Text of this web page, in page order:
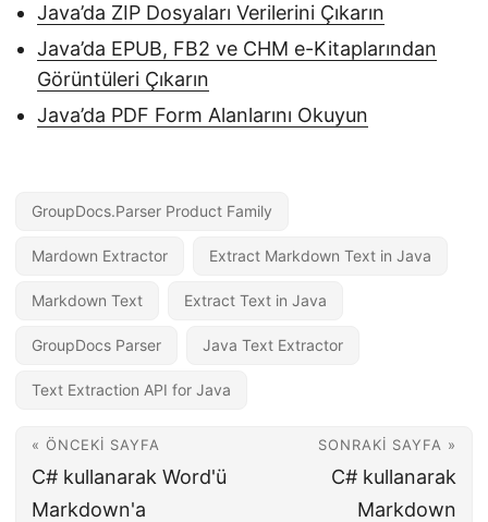
Java’da ZIP Dosyaları Verilerini Çıkarın
Java’da EPUB, FB2 ve CHM e-Kitaplarından
Görüntüleri Çıkarın
Java’da PDF Form Alanlarını Okuyun
GroupDocs.Parser Product Family
Mardown Extractor Extract Markdown Text in Java
Markdown Text Extract Text in Java
GroupDocs Parser Java Text Extractor
Text Extraction API for Java
« ÖNCEKI SAYFA
C# kullanarak Word'ü
Markdown'a
SONRAKI SAYFA »
C# kullanarak
Markdown